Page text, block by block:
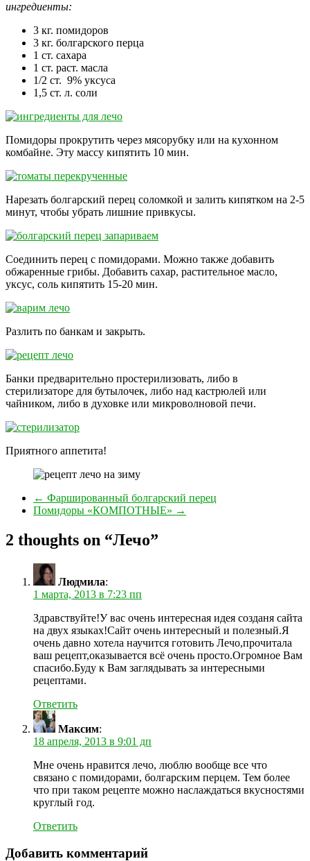
ингредиенты:
3 кг. помидоров
3 кг. болгарского перца
1 ст. сахара
1 ст. раст. масла
1/2 ст. 9% уксуса
1,5 ст. л. соли
Помидоры прокрутить через мясорубку или на кухонном
комбайне. Эту массу кипятить 10 мин.
Нарезать болгарский перец соломкой и залить кипятком на 2-5
минут, чтобы убрать лишние привкусы.
Соединить перец с помидорами. Можно также добавить
обжаренные грибы. Добавить сахар, растительное масло,
уксус, соль кипятить 15-20 мин.
Разлить по банкам и закрыть.
Банки предварительно простерилизовать, либо в
стерилизаторе для бутылочек, либо над кастрюлей или
чайником, либо в духовке или микроволновой печи.
Приятного аппетита!
← Фаршированный болгарский перец
Помидоры «КОМПОТНЫЕ» →
2 thoughts on “Лечо”
Людмила:
1 марта, 2013 в 7:23 пп
Здравствуйте!У вас очень интересная идея созданя сайта
на двух языках!Сайт очень интересный и полезный.Я
очень давно хотела научится готовить Лечо,прочитала
ваш рецепт,оказывается всё очень просто.Огромное Вам
спасибо.Буду к Вам заглядывать за интересными
рецептами.
Ответить
Максим:
18 апреля, 2013 в 9:01 дп
Мне очень нравится лечо, люблю вообще все что
связано с помидорами, болгарским перцем. Тем более
что при таком рецепте можно наслаждаться вкусностями
круглый год.
Ответить
Добавить комментарий